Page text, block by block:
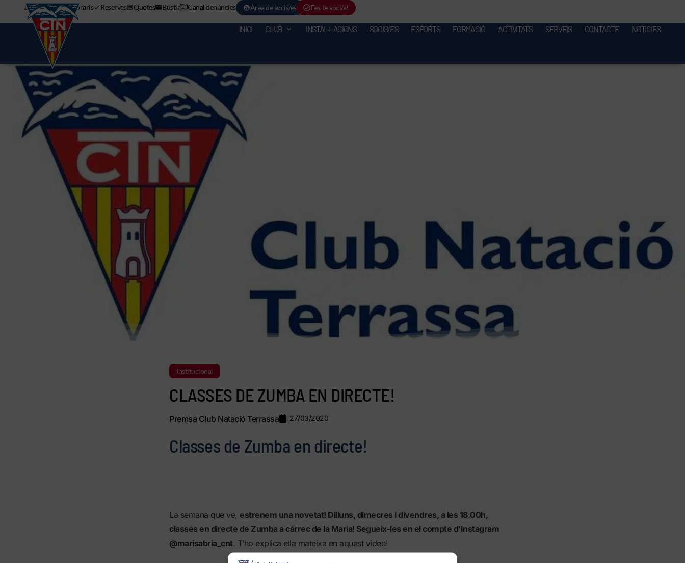
APP mòbil Horaris Reserves Quotes Bústia Canal denúncies Àrea de socis/es Fes-te soci/a!
INICI CLUB INSTAL·LACIONS SOCIS/ES ESPORTS FORMACIÓ ACTIVITATS SERVEIS CONTACTE NOTÍCIES
Institucional
CLASSES DE ZUMBA EN DIRECTE!
Premsa Club Natació Terrassa 27/03/2020
Classes de Zumba en directe!
La semana que ve, estrenem una novetat! Dilluns, dimecres i divendres, a les 18.00h,
classes en directe de Zumba a càrrec de la Maria! Segueix-les en el compte d’Instagram
@marisabria_cnt. T’ho explica ella mateixa en aquest vídeo!